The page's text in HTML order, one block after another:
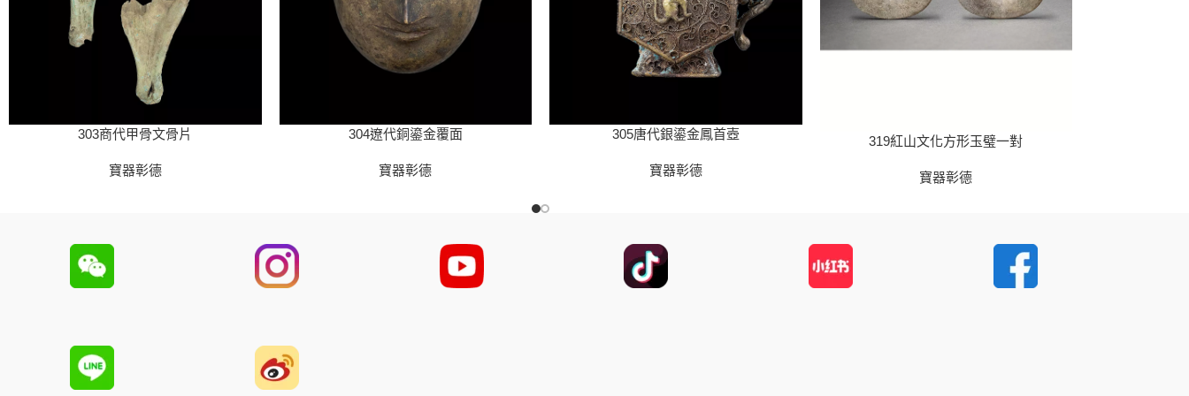
303商代甲骨文骨片
寶器彰德
304遼代銅鎏金覆面
寶器彰德
305唐代銀鎏金鳳首壺
寶器彰德
319紅山文化方形玉璧一對
寶器彰德